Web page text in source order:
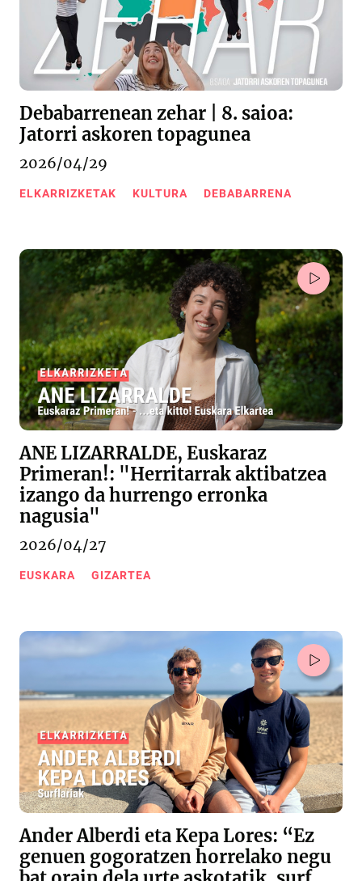
Debabarrenean zehar | 8. saioa:
Jatorri askoren topagunea
2026/04/29
ELKARRIZKETAK KULTURA DEBABARRENA
ANE LIZARRALDE, Euskaraz
Primeran!: "Herritarrak aktibatzea
izango da hurrengo erronka
nagusia"
2026/04/27
EUSKARA GIZARTEA
Ander Alberdi eta Kepa Lores: “Ez
genuen gogoratzen horrelako negu